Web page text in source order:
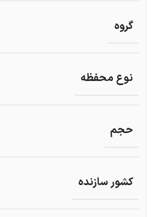
گروه
نوع محفظه
حجم
کشور سازنده